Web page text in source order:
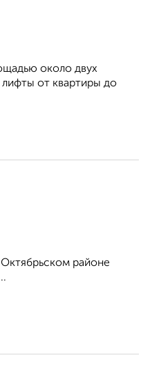
около двух
от квартиры до
районе